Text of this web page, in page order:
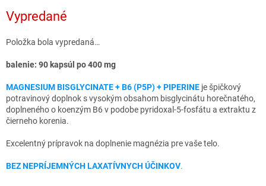
cena:
Vypredané
Položka bola vypredaná…
balenie: 90 kapsúl po 400 mg
MAGNESIUM BISGLYCINATE + B6 (P5P) + PIPERINE je špičkový
potravinový doplnok s vysokým obsahom bisglycinátu horečnatého,
doplneného o koenzým B6 v podobe pyridoxal-5-fosfátu a extraktu z
čierneho korenia.
Excelentný prípravok na doplnenie magnézia pre vaše telo.
BEZ NEPRÍJEMNÝCH LAXATÍVNYCH ÚČINKOV.